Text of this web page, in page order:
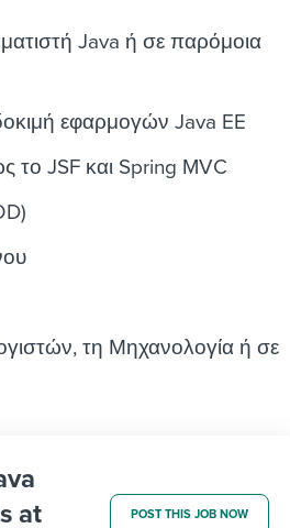
Java ή σε παρόμοια
εφαρμογών Java EE
JSF και Spring MVC
τη Μηχανολογία ή σε
at
POST THIS JOB NOW